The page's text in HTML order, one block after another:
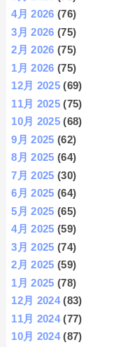
4月 2026 (76)
3月 2026 (75)
2月 2026 (75)
1月 2026 (75)
12月 2025 (69)
11月 2025 (75)
10月 2025 (68)
9月 2025 (62)
8月 2025 (64)
7月 2025 (30)
6月 2025 (64)
5月 2025 (65)
4月 2025 (59)
3月 2025 (74)
2月 2025 (59)
1月 2025 (78)
12月 2024(83)
11月 2024(77)
10月 2024(87)